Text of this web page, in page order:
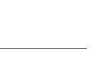
⁦€10⁩